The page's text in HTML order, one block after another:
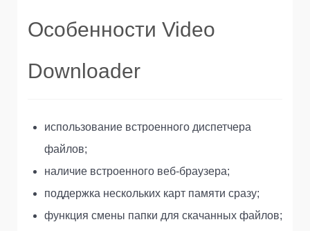
Особенности Video
Downloader
использование встроенного диспетчера
файлов;
наличие встроенного веб-браузера;
поддержка нескольких карт памяти сразу;
функция смены папки для скачанных файлов;